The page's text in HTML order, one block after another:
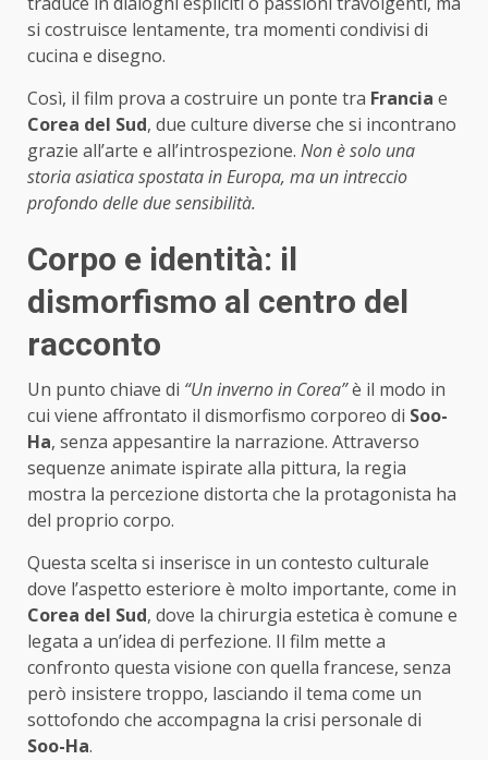
si costruisce lentamente, tra momenti condivisi di
cucina e disegno.
Così, il film prova a costruire un ponte tra Francia e
Corea del Sud, due culture diverse che si incontrano
grazie all’arte e all’introspezione. Non è solo una
storia asiatica spostata in Europa, ma un intreccio
profondo delle due sensibilità.
Corpo e identità: il
dismorfismo al centro del
racconto
Un punto chiave di “Un inverno in Corea”è il modo in
cui viene affrontato il dismorfismo corporeo di Soo-
Ha, senza appesantire la narrazione. Attraverso
sequenze animate ispirate alla pittura, la regia
mostra la percezione distorta che la protagonista ha
del proprio corpo.
Questa scelta si inserisce in un contesto culturale
dove l’aspetto esteriore è molto importante, come in
Corea del Sud, dove la chirurgia estetica è comune e
legata a un’idea di perfezione. Il film mette a
confronto questa visione con quella francese, senza
però insistere troppo, lasciando il tema come un
sottofondo che accompagna la crisi personale di
Soo-Ha.